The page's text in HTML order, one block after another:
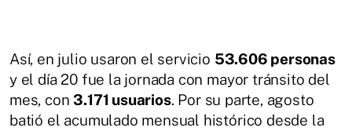
Así, en julio usaron el servicio 53.606 personas
y el día 20 fue la jornada con mayor tránsito del
mes, con 3.171 usuarios. Por su parte, agosto
batió el acumulado mensual histórico desde la